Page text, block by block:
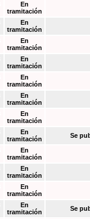
En
tramitación
En
tramitación
En
tramitación
En
tramitación
En
tramitación
En
tramitación
En
tramitación
En
tramitación
Se
En
tramitación
En
tramitación
En
tramitación
En
tramitación
Se